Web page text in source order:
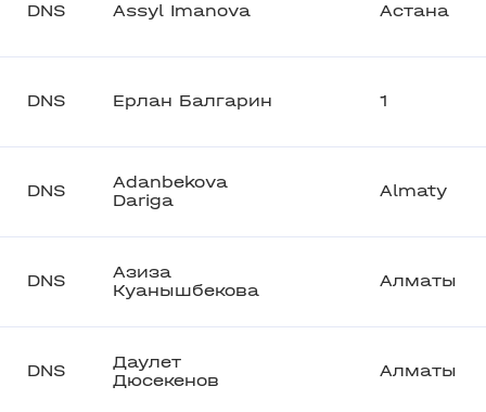
DNS Assyl Imanova Астана
DNS Ерлан Балгарин 1
DNS
Adanbekova
Dariga
Almaty
DNS
Азиза
Куанышбекова
Алматы
DNS
Даулет
Дюсекенов
Алматы